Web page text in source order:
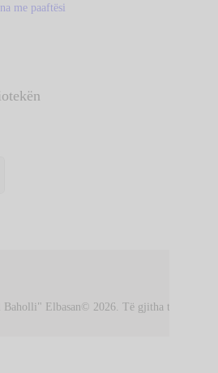
me paaftësi
Baholli" Elbasan© 2026. Të gjitha të drejtat e